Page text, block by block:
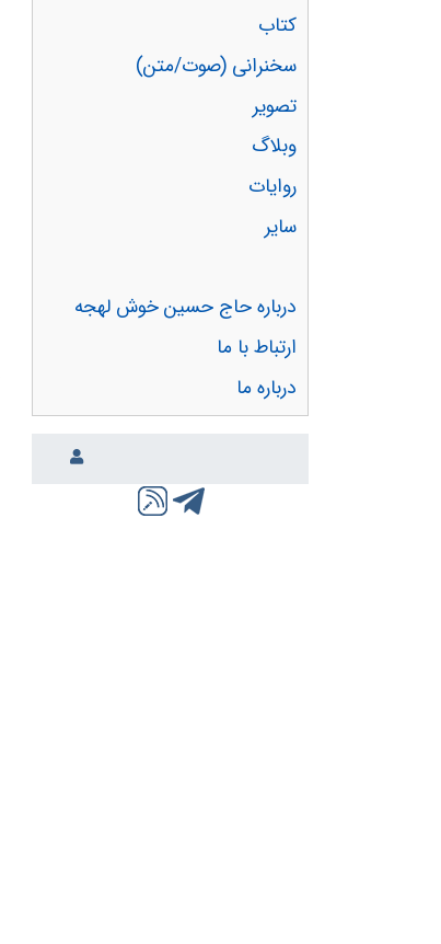
کتاب
سخنرانی (صوت/متن)
تصویر
وبلاگ
روایات
سایر
درباره حاج حسین خوش لهجه
ارتباط با ما
درباره ما